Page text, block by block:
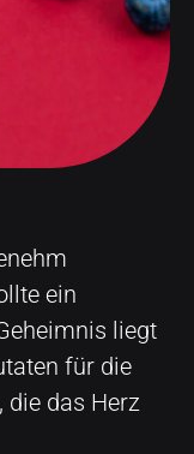
ein
liegt
für die
die das Herz